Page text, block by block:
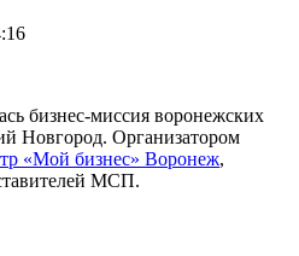
бизнес-миссия воронежских
Новгород. Организатором
«Мой бизнес» Воронеж,
МСП.